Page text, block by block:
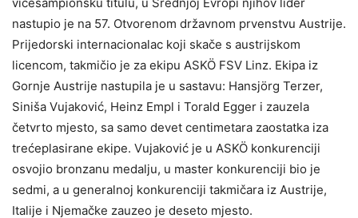
nastupio je na 57. Otvorenom državnom prvenstvu Austrije.
Prijedorski internacionalac koji skače s austrijskom
licencom, takmičio je za ekipu ASKÖ FSV Linz. Ekipa iz
Gornje Austrije nastupila je u sastavu: Hansjörg Terzer,
Siniša Vujaković, Heinz Empl i Torald Egger i zauzela
četvrto mjesto, sa samo devet centimetara zaostatka iza
trećeplasirane ekipe. Vujaković je u ASKÖ konkurenciji
osvojio bronzanu medalju, u master konkurenciji bio je
sedmi, a u generalnoj konkurenciji takmičara iz Austrije,
Italije i Njemačke zauzeo je deseto mjesto.